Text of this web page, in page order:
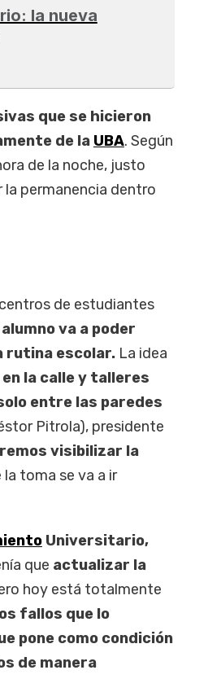
la nueva
que se hicieron
de la UBA. Según
de la noche, justo
permanencia dentro
de estudiantes
va a poder
rutina escolar. La idea
la calle y talleres
entre las paredes
Pitrola), presidente
visibilizar la
toma se va a ir
Universitario,
que actualizar la
hoy está totalmente
fallos que lo
pone como condición
de manera